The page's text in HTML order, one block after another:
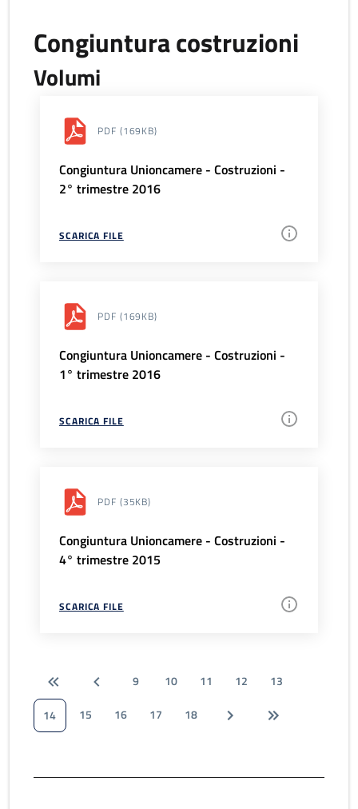
Congiuntura costruzioni
Volumi
PDF (169KB)
Congiuntura Unioncamere - Costruzioni -
2° trimestre 2016
SCARICA FILE
PDF (169KB)
Congiuntura Unioncamere - Costruzioni -
1° trimestre 2016
SCARICA FILE
PDF (35KB)
Congiuntura Unioncamere - Costruzioni -
4° trimestre 2015
SCARICA FILE
9 10 11 12
13
14
15 16 17 18